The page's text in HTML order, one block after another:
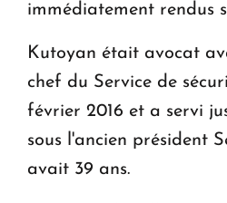
immédiatement rendus
Kutoyan était avocat
chef du Service de
février 2016 et a servi
sous l'ancien président
avait 39 ans.